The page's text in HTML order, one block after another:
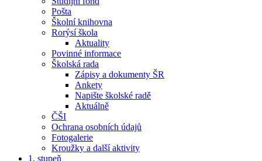
Pošta
Školní knihovna
Rorýsí škola
Aktuality
Povinné informace
Školská rada
Zápisy a dokumenty ŠR
Ankety
Napište školské radě
Aktuálně
ČŠI
Ochrana osobních údajů
Fotogalerie
Kroužky a další aktivity
1. stupeň